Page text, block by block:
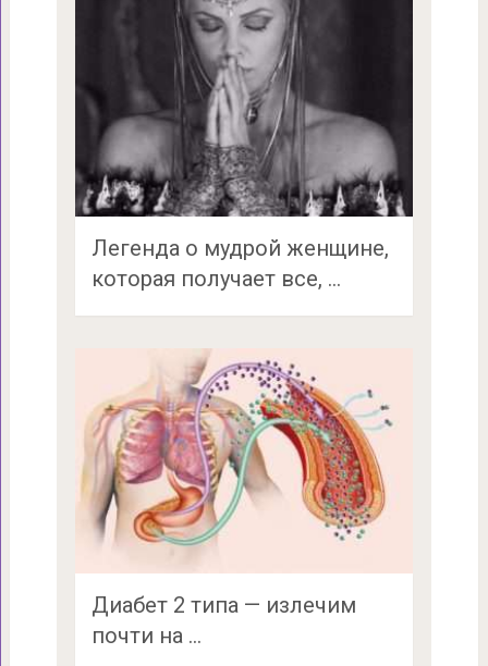
Легенда о мудрой женщине,
которая получает все, …
Диабет 2 типа — излечим
почти на …